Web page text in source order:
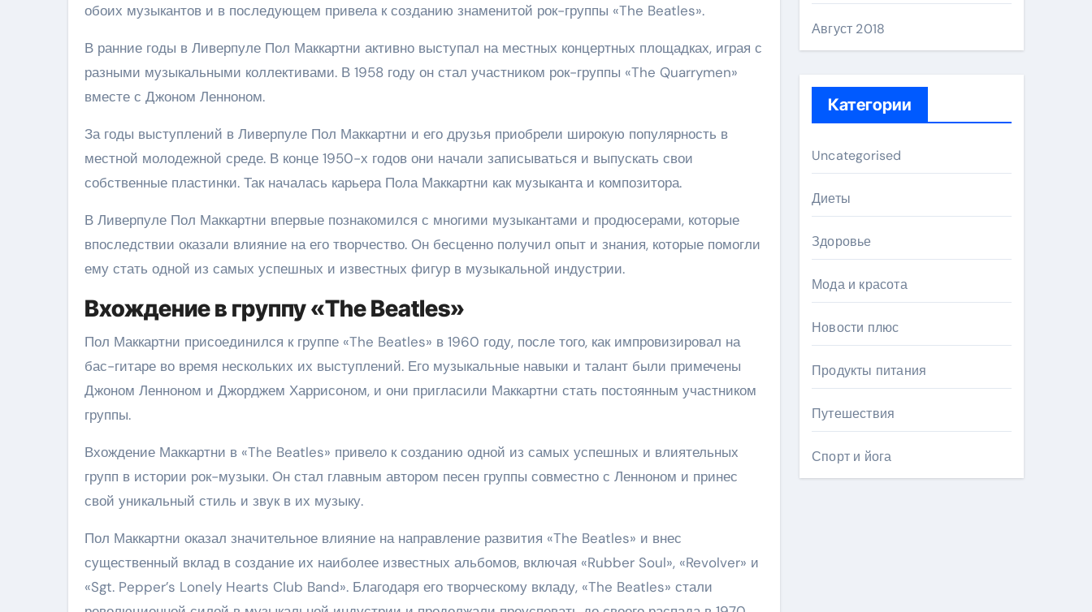
обоих музыкантов и в последующем привела к созданию знаменитой рок-группы «The Beatles».
В ранние годы в Ливерпуле Пол Маккартни активно выступал на местных концертных площадках, играя с
разными музыкальными коллективами. В 1958 году он стал участником рок-группы «The Quarrymen»
вместе с Джоном Ленноном.
За годы выступлений в Ливерпуле Пол Маккартни и его друзья приобрели широкую популярность в
местной молодежной среде. В конце 1950-х годов они начали записываться и выпускать свои
собственные пластинки. Так началась карьера Пола Маккартни как музыканта и композитора.
В Ливерпуле Пол Маккартни впервые познакомился с многими музыкантами и продюсерами, которые
впоследствии оказали влияние на его творчество. Он бесценно получил опыт и знания, которые помогли
ему стать одной из самых успешных и известных фигур в музыкальной индустрии.
Вхождение в группу «The Beatles»
Пол Маккартни присоединился к группе «The Beatles» в 1960 году, после того, как импровизировал на
бас-гитаре во время нескольких их выступлений. Его музыкальные навыки и талант были примечены
Джоном Ленноном и Джорджем Харрисоном, и они пригласили Маккартни стать постоянным участником
группы.
Вхождение Маккартни в «The Beatles» привело к созданию одной из самых успешных и влиятельных
групп в истории рок-музыки. Он стал главным автором песен группы совместно с Ленноном и принес
свой уникальный стиль и звук в их музыку.
Пол Маккартни оказал значительное влияние на направление развития «The Beatles» и внес
существенный вклад в создание их наиболее известных альбомов, включая «Rubber Soul», «Revolver» и
«Sgt. Pepper’s Lonely Hearts Club Band». Благодаря его творческому вкладу, «The Beatles» стали
Август 2018
Категории
Uncategorised
Диеты
Здоровье
Мода и красота
Новости плюс
Продукты питания
Путешествия
Спорт и йога